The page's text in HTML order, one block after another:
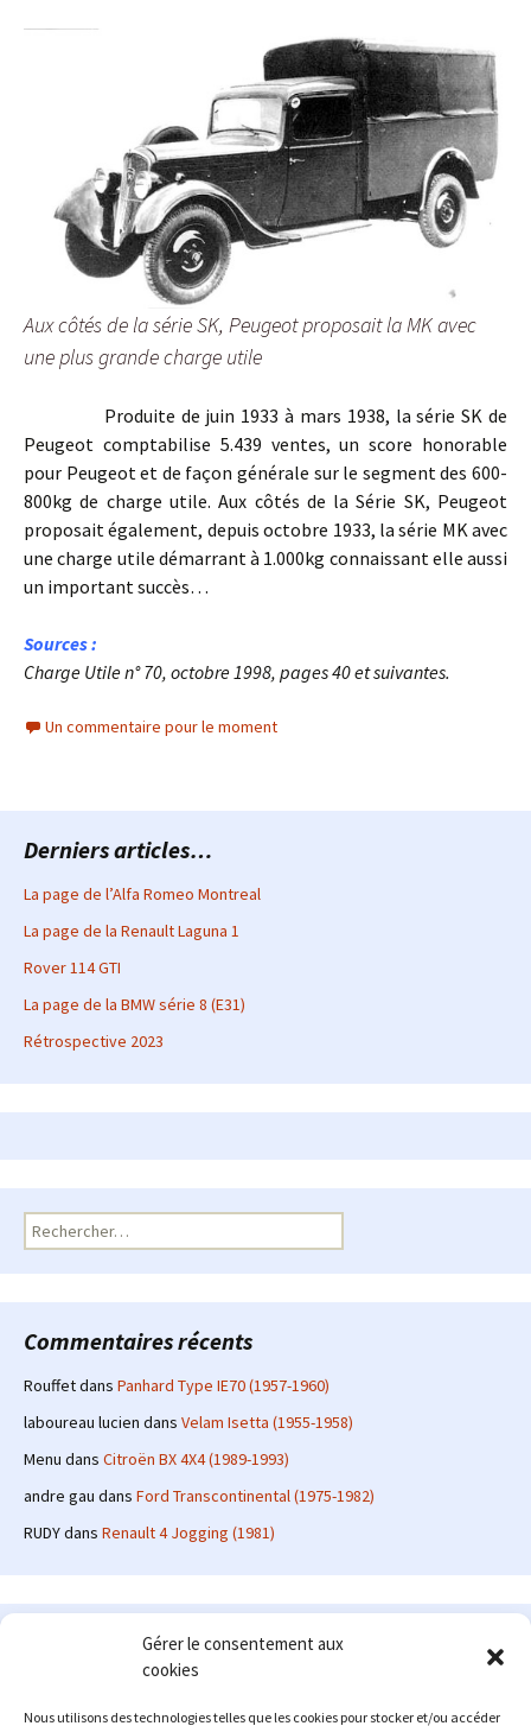
Gérer le consentement aux
cookies
Nous utilisons des technologies telles que les cookies pour stocker et/ou accéder
Aux côtés de la série SK, Peugeot proposait la MK avec
une plus grande charge utile
Produite de juin 1933 à mars 1938, la série SK de
Peugeot comptabilise 5.439 ventes, un score honorable
pour Peugeot et de façon générale sur le segment des 600-
800kg de charge utile. Aux côtés de la Série SK, Peugeot
proposait également, depuis octobre 1933, la série MK avec
une charge utile démarrant à 1.000kg connaissant elle aussi
un important succès…
Sources :
Charge Utile n° 70, octobre 1998, pages 40 et suivantes.
Un commentaire pour le moment
Derniers articles…
La page de l’Alfa Romeo Montreal
La page de la Renault Laguna 1
Rover 114 GTI
La page de la BMW série 8 (E31)
Rétrospective 2023
Rechercher :
Commentaires récents
Rouffetdans Panhard Type IE70 (1957-1960)
laboureau lucien dans Velam Isetta (1955-1958)
Menu dans Citroën BX 4X4 (1989-1993)
andre gau dans Ford Transcontinental (1975-1982)
RUDYdans Renault 4 Jogging (1981)
Le site en quelques mots
: passionné d'automobile ancienne depuis de